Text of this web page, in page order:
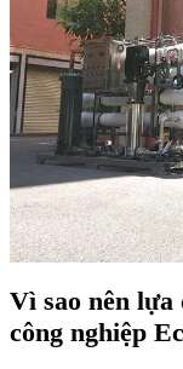
Vì sao nên lựa
công nghiệp